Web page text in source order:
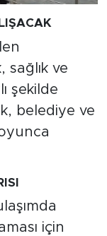
sağlık ve
şekilde
belediye ve
için